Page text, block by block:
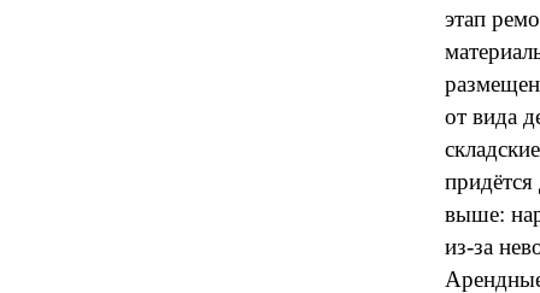
этап
от вида
выше:
из-за